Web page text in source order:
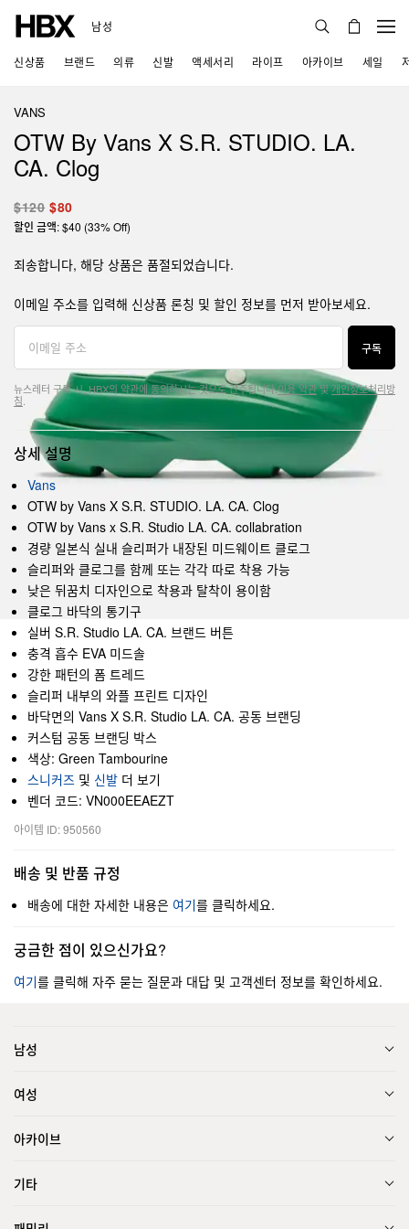
남성
신상품 브랜드 의류 신발 액세서리 라이프 아카이브 세일
VANS
OTW By Vans X S.R. STUDIO. LA.
CA. Clog
$120 $80
할인 금액: $40 (33% Off)
죄송합니다, 해당 상품은 품절되었습니다.
이메일 주소를 입력해 신상품 론칭 및 할인 정보를 먼저 받아보세요.
구독
뉴스레터 구독 시, HBX의 약관에 동의하시는 것으로 간주됩니다.이용 약관및개인정보처리방
침
상세 설명
Vans
OTW by Vans X S.R. STUDIO. LA. CA. Clog
OTW by Vans x S.R. Studio LA. CA. collabration
경량 일본식 실내 슬리퍼가 내장된 미드웨이트 클로그
슬리퍼와 클로그를 함께 또는 각각 따로 착용 가능
낮은 뒤꿈치 디자인으로 착용과 탈착이 용이함
클로그 바닥의 통기구
실버 S.R. Studio LA. CA. 브랜드 버튼
충격 흡수 EVA 미드솔
강한 패턴의 폼 트레드
슬리퍼 내부의 와플 프린트 디자인
바닥면의 Vans X S.R. Studio LA. CA. 공동 브랜딩
커스텀 공동 브랜딩 박스
색상: Green Tambourine
스니커즈 및 신발 더 보기
벤더 코드: VN000EEAEZT
아이템 ID: 950560
배송 및 반품 규정
배송에 대한 자세한 내용은 여기를 클릭하세요.
궁금한 점이 있으신가요?
여기를 클릭해 자주 묻는 질문과 대답 및 고객센터 정보를 확인하세요.
남성
여성
아카이브
기타